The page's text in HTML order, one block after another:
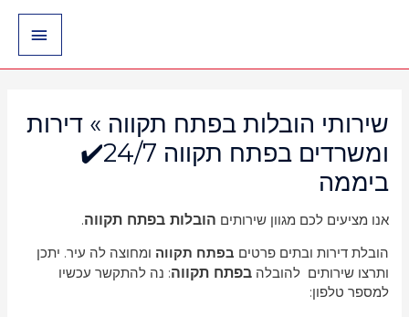
ראשי
שירותי הובלות בפתח תקווה » דירות
ומשרדים בפתח תקווה 24/7✔️
ביממה
אנו מציעים לכם מגוון שירותים הובלות בפתח תקווה.
הובלת דירות ובתים פרטים בפתח תקווה ומחוצה לה עיר. יתכן
ותרצו שירותים להובלהבפתח תקווה: נה להתקשר עכשיו
למספר טלפון: